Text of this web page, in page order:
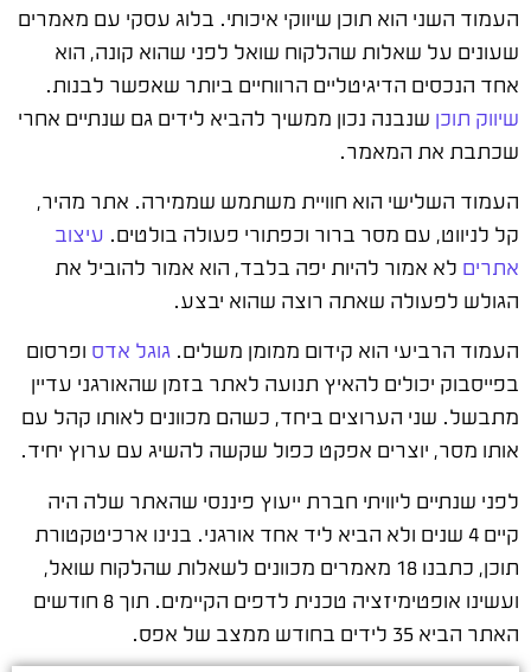
העמוד השני הוא תוכן שיווקי איכותי. בלוג עסקי עם מאמרים
שעונים על שאלות שהלקוח שואל לפני שהוא קונה, הוא
אחד הנכסים הדיגיטליים הרווחיים ביותר שאפשר לבנות.
שיווק תוכן שנבנה נכון ממשיך להביא לידים גם שנתיים אחרי
שכתבת את המאמר.
העמוד השלישי הוא חוויית משתמש שממירה. אתר מהיר,
קל לניווט, עם מסר ברור וכפתורי פעולה בולטים. עיצוב
אתרים לא אמור להיות יפה בלבד, הוא אמור להוביל את
הגולש לפעולה שאתה רוצה שהוא יבצע.
העמוד הרביעי הוא קידום ממומן משלים. גוגל אדס ופרסום
בפייסבוק יכולים להאיץ תנועה לאתר בזמן שהאורגני עדיין
מתבשל. שני הערוצים ביחד, כשהם מכוונים לאותו קהל עם
אותו מסר, יוצרים אפקט כפול שקשה להשיג עם ערוץ יחיד.
לפני שנתיים ליוויתי חברת ייעוץ פיננסי שהאתר שלה היה
קיים 4 שנים ולא הביא ליד אחד אורגני. בנינו ארכיטקטורת
תוכן, כתבנו 18 מאמרים מכוונים לשאלות שהלקוח שואל,
ועשינו אופטימיזציה טכנית לדפים הקיימים. תוך 8 חודשים
האתר הביא 35 לידים בחודש ממצב של אפס.